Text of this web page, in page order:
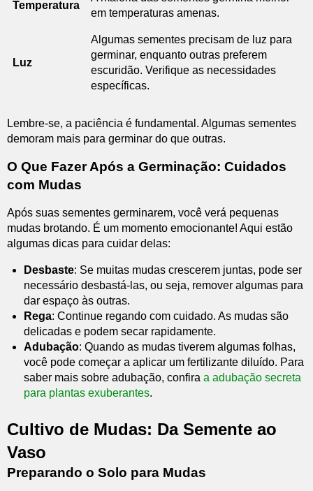
Temperatura
em temperaturas amenas.
Luz
Algumas sementes precisam de luz para
germinar, enquanto outras preferem
escuridão. Verifique as necessidades
específicas.
Lembre-se, a paciência é fundamental. Algumas sementes
demoram mais para germinar do que outras.
O Que Fazer Após a Germinação: Cuidados
com Mudas
Após suas sementes germinarem, você verá pequenas
mudas brotando. É um momento emocionante! Aqui estão
algumas dicas para cuidar delas:
Desbaste: Se muitas mudas crescerem juntas, pode ser
necessário desbastá-las, ou seja, remover algumas para
dar espaço às outras.
Rega: Continue regando com cuidado. As mudas são
delicadas e podem secar rapidamente.
Adubação: Quando as mudas tiverem algumas folhas,
você pode começar a aplicar um fertilizante diluído. Para
saber mais sobre adubação, confira a adubação secreta
para plantas exuberantes.
Cultivo de Mudas: Da Semente ao
Vaso
Preparando o Solo para Mudas